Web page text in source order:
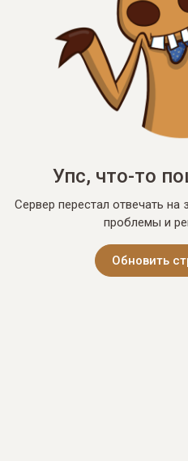
Упс, что-то
Сервер перестал отвечать
проблемы и
Обновить